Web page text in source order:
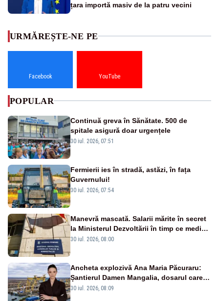
țara importă masiv de la patru vecini
URMĂREȘTE-NE PE
Facebook YouTube
POPULAR
Continuă greva în Sănătate. 500 de
spitale asigură doar urgențele
30 iul. 2026, 07:51
Fermierii ies în stradă, astăzi, în fața
Guvernului!
30 iul. 2026, 07:54
Manevră mascată. Salarii mărite în secret
la Ministerul Dezvoltării în timp ce medicii
ies în stradă
30 iul. 2026, 08:00
Ancheta explozivă Ana Maria Păcuraru:
Șantierul Damen Mangalia, dosarul care
scufundă apărarea României
30 iul. 2026, 08:09